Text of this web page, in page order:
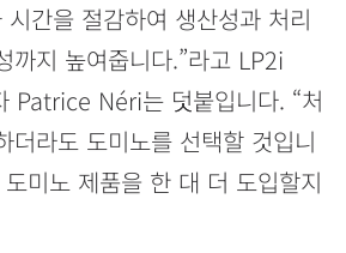
간을 절감하여 생산성과 처리
까지 높여줍니다.”라고 LP2i
Patrice Néri는 덧붙입니다. “처
더라도 도미노를 선택할 것입니
미노 제품을 한 대 더 도입할지